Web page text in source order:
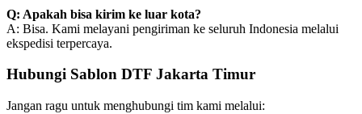
Q: Apakah bisa kirim ke luar kota?
A: Bisa. Kami melayani pengiriman ke seluruh Indonesia melalui
ekspedisi terpercaya.
Hubungi Sablon DTF Jakarta Timur
Jangan ragu untuk menghubungi tim kami melalui: